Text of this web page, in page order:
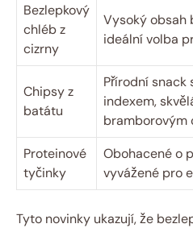
Bezlepkový
chléb z
cizrny
Vysoký obsah
ideální volba
Chipsy z
batátu
Přírodní snack
indexem,
bramborovým
Proteinové
tyčinky
Obohacené o
vyvážené‌ pro
Tyto novinky ukazují, že